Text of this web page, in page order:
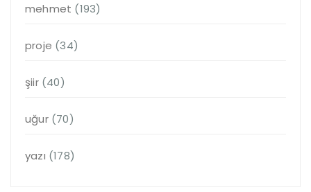
mehmet (193)
proje (34)
şiir(40)
uğur(70)
yazı (178)